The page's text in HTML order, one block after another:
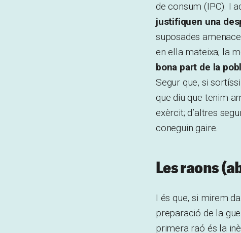
de consum (IPC). I
justifiquen una
suposades
en ella mateixa; la
bona part de la
Segur que, si
que diu que tenim
exèrcit; d’altres
coneguin gaire.
Les raons
I és que, si mirem
preparació de la
primera raó és la